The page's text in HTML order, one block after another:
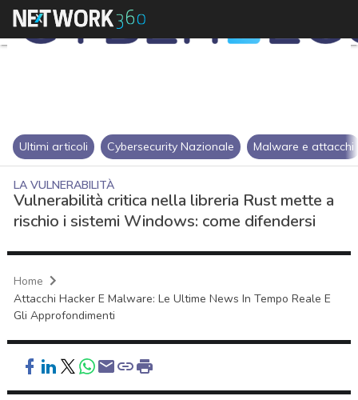
Ultimi articoli Cybersecurity Nazionale Malware e attacchi
LA VULNERABILITÀ
Vulnerabilità critica nella libreria Rust mette a
rischio i sistemi Windows: come difendersi
Home
Attacchi Hacker E Malware: Le Ultime News In Tempo Reale E
Gli Approfondimenti